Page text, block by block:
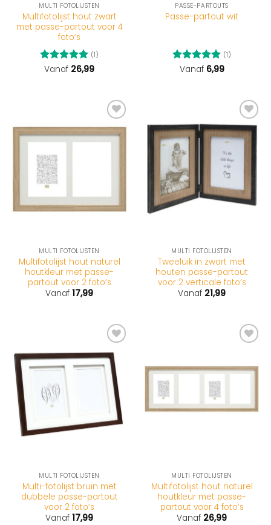
MULTI FOTOLIJSTEN
Multifotolijst hout zwart
met passe-partout voor 4
foto’s
Gewaardeerd
(1)
Vanaf 26,99
PASSE-PARTOUTS
Passe-partout wit
Gewaardeerd
(1)
Vanaf 6,99
MULTI FOTOLIJSTEN
Multifotolijst hout naturel
houtkleur met passe-
partout voor 2 foto’s
Vanaf 17,99
MULTI FOTOLIJSTEN
Tweeluik in zwart met
houten passe-partout
voor 2 verticale foto’s
Vanaf 21,99
MULTI FOTOLIJSTEN
Multi-fotolijst bruin met
dubbele passe-partout
voor 2 foto’s
Vanaf 17,99
MULTI FOTOLIJSTEN
Multifotolijst hout naturel
houtkleur met passe-
partout voor 4 foto’s
Vanaf 26,99